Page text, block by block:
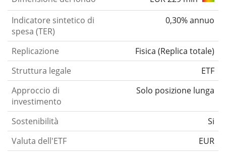
Indicatore sintetico di
spesa (TER)
0,30% annuo
Replicazione Fisica (Replica totale)
Struttura legale
ETF
Approccio di
investimento
Solo posizione lunga
Sostenibilità
Si
Valuta dell'ETF
EUR